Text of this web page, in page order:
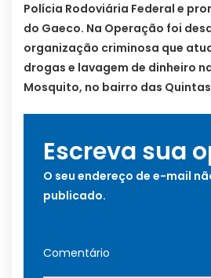
Polícia Rodoviária Federal e
do Gaeco. Na Operação foi
organização criminosa que
drogas e lavagem de dinheiro
Mosquito, no bairro das
Escreva sua
O seu endereço de e-mail
publicado.
Comentário